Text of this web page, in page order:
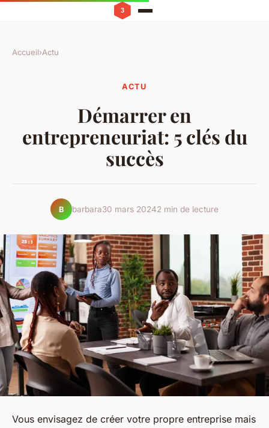
Accueil›Actu
ACTU
Démarrer en
entrepreneuriat: 5 clés du
succès
B barbara30 mars 20242 min de lecture
Vous envisagez de créer votre propre entreprise mais